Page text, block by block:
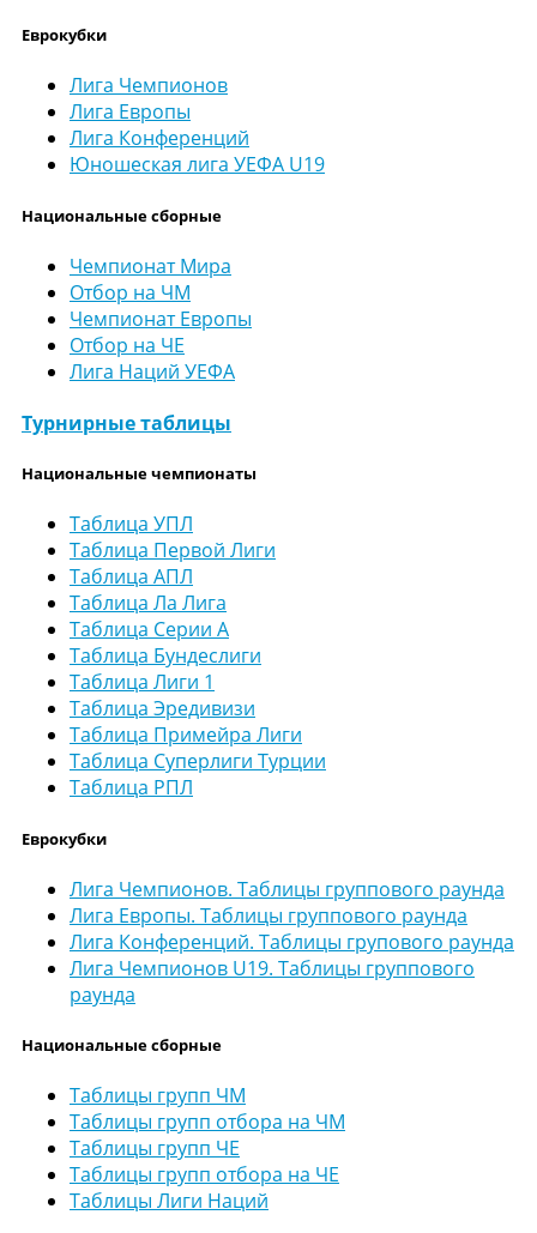
Еврокубки
Лига Чемпионов
Лига Европы
Лига Конференций
Юношеская лига УЕФА U19
Национальные сборные
Чемпионат Мира
Отбор на ЧМ
Чемпионат Европы
Отбор на ЧЕ
Лига Наций УЕФА
Турнирные таблицы
Национальные чемпионаты
Таблица УПЛ
Таблица Первой Лиги
Таблица АПЛ
Таблица Ла Лига
Таблица Серии А
Таблица Бундеслиги
Таблица Лиги 1
Таблица Эредивизи
Таблица Примейра Лиги
Таблица Суперлиги Турции
Таблица РПЛ
Еврокубки
Лига Чемпионов. Таблицы группового раунда
Лига Европы. Таблицы группового раунда
Лига Конференций. Таблицы групового раунда
Лига Чемпионов U19. Таблицы группового
раунда
Национальные сборные
Таблицы групп ЧМ
Таблицы групп отбора на ЧМ
Таблицы групп ЧЕ
Таблицы групп отбора на ЧЕ
Таблицы Лиги Наций